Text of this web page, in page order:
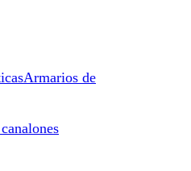
Armarios de